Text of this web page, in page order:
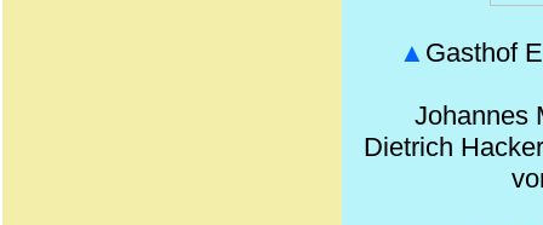
▲ Gasthof
Johannes
Dietrich